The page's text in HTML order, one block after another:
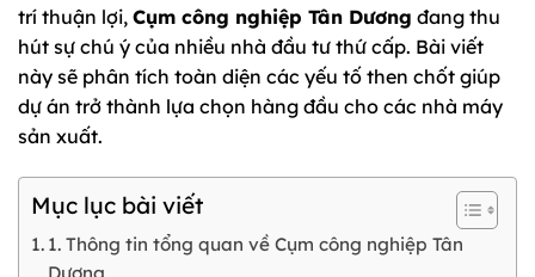
trí thuận lợi, Cụm công nghiệp Tân Dương đang thu
hút sự chú ý của nhiều nhà đầu tư thứ cấp. Bài viết
này sẽ phân tích toàn diện các yếu tố then chốt giúp
dự án trở thành lựa chọn hàng đầu cho các nhà máy
sản xuất.
Mục lục bài viết
1. Thông tin tổng quan về Cụm công nghiệp Tân
Dương